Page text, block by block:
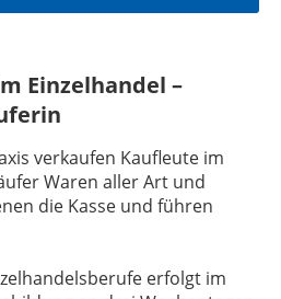
Einzelhandel –
verkaufen Kaufleute im
Waren aller Art und
die Kasse und führen
erfolgt im